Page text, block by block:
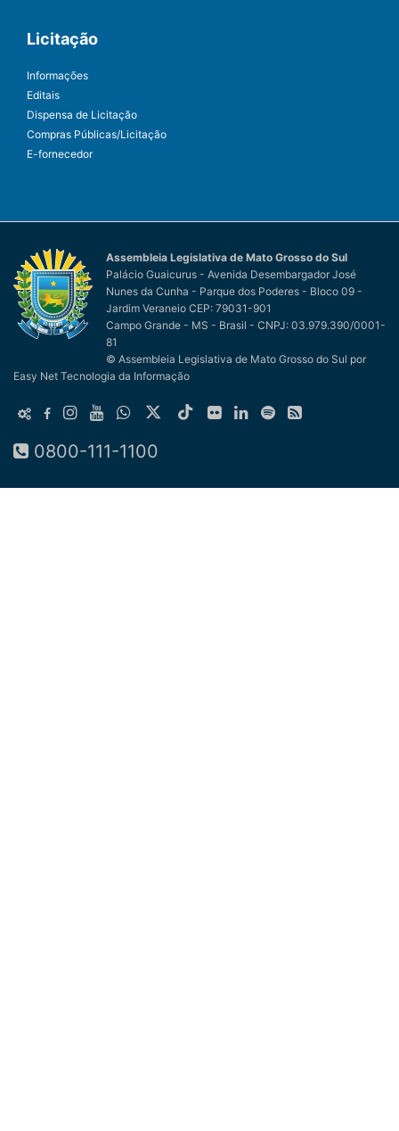
Licitação
Informações
Editais
Dispensa de Licitação
Compras Públicas/Licitação
E-fornecedor
Assembleia Legislativa de Mato Grosso do Sul
Palácio Guaicurus - Avenida Desembargador José
Nunes da Cunha - Parque dos Poderes - Bloco 09 -
Jardim Veraneio CEP: 79031-901
Campo Grande - MS - Brasil - CNPJ: 03.979.390/0001-
81
© Assembleia Legislativa de Mato Grosso do Sul por
Easy Net Tecnologia da Informação
0800-111-1100